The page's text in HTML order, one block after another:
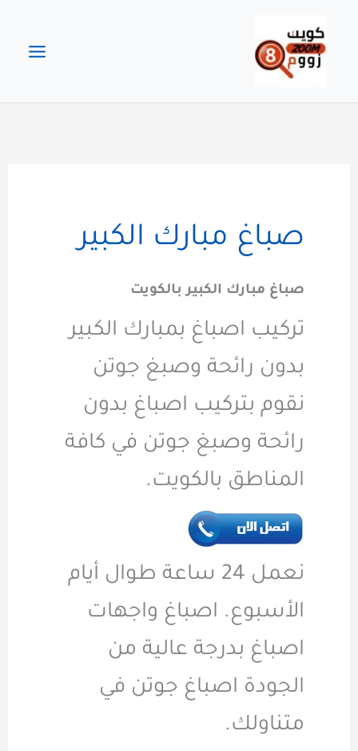
المحتوى
صباغ مبارك الكبير
صباغ مبارك الكبير بالكويت
تركيب اصباغ بمبارك الكبير
بدون رائحة وصبغ جوتن
نقوم بتركيب اصباغ بدون
رائحة وصبغ جوتن في كافة
المناطق بالكويت.
نعمل 24 ساعة طوال أيام
الأسبوع. اصباغ واجهات
اصباغ بدرجة عالية من
الجودة اصباغ جوتن في
متناولك.